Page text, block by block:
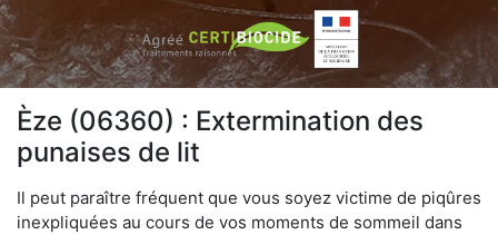
Èze (06360) : Extermination des
punaises de lit
Il peut paraître fréquent que vous soyez victime de piqûres
inexpliquées au cours de vos moments de sommeil dans